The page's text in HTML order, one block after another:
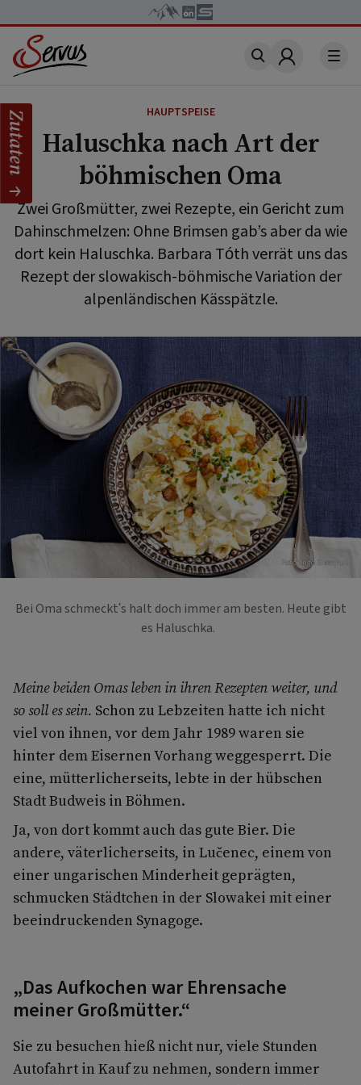
Account
HAUPTSPEISE
Haluschka nach Art der
böhmischen Oma
Zwei Großmütter, zwei Rezepte, ein Gericht zum
Dahinschmelzen: Ohne Brimsen gab’s aber da wie
dort kein Haluschka. Barbara Tóth verrät uns das
Rezept der slowakisch-böhmische Variation der
alpenländischen Kässpätzle.
Foto: Ingo Eisenhut
Bei Oma schmeckt's halt doch immer am besten. Heute gibt
es Haluschka.
Meine beiden Omas leben in ihren Rezepten weiter, und
so soll es sein. Schon zu Lebzeiten hatte ich nicht
viel von ihnen, vor dem Jahr 1989 waren sie
hinter dem Eisernen Vorhang weggesperrt. Die
eine, mütterlicherseits, lebte in der hübschen
Stadt Budweis in Böhmen.
Ja, von dort kommt auch das gute Bier. Die
andere, väterlicherseits, in Lučenec, einem von
einer ungarischen Minderheit geprägten,
schmucken Städtchen in der Slowakei mit einer
beeindruckenden Synagoge.
„Das Aufkochen war Ehrensache
meiner Großmütter.“
Sie zu besuchen hieß nicht nur, viele Stunden
Autofahrt in Kauf zu nehmen, sondern immer
Zutaten